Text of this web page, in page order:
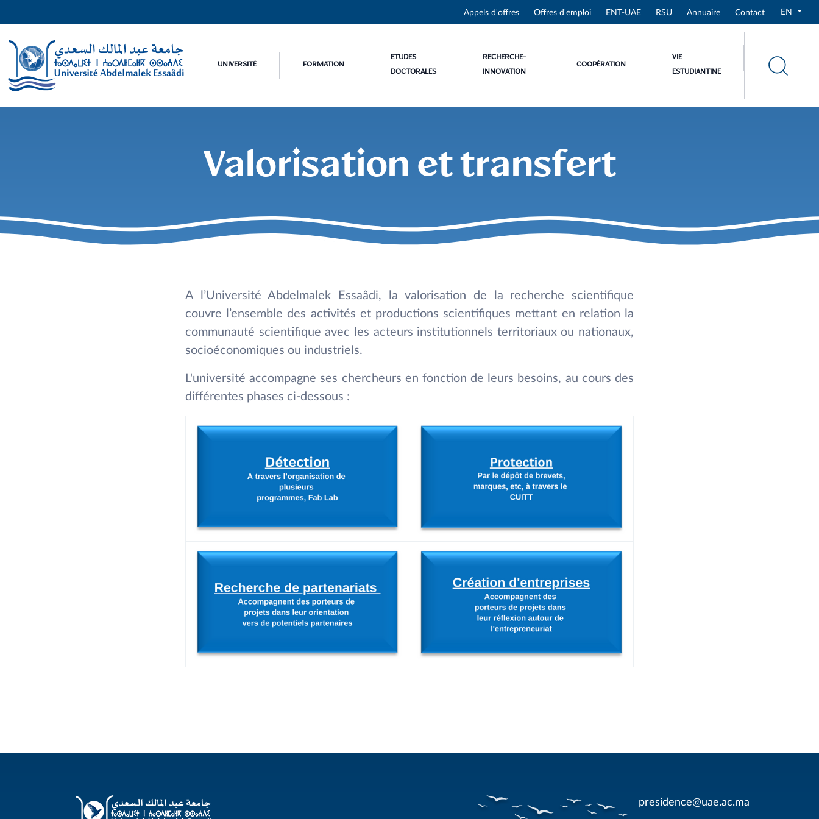
EN
Appels d'offres Offres d'emploi ENT-UAE RSU Annuaire Contact
UNIVERSITÉ FORMATION
ETUDES
DOCTORALES
RECHERCHE-
INNOVATION
COOPÉRATION
VIE
ESTUDIANTINE
Valorisation et transfert
A l’Université Abdelmalek Essaâdi, la valorisation de la recherche scientifique
couvre l’ensemble des activités et productions scientifiques mettant en relation la
communauté scientifique avec les acteurs institutionnels territoriaux ou nationaux,
socioéconomiques ou industriels.
L'université accompagne ses chercheurs en fonction de leurs besoins, au cours des
différentes phases ci-dessous :
presidence@uae.ac.ma